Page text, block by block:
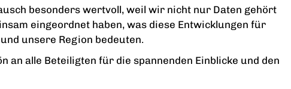
besonders wertvoll, weil wir nicht nur Daten gehört
eingeordnet haben, was diese Entwicklungen für
unsere Region bedeuten.
an alle Beteiligten für die spannenden Einblicke und den